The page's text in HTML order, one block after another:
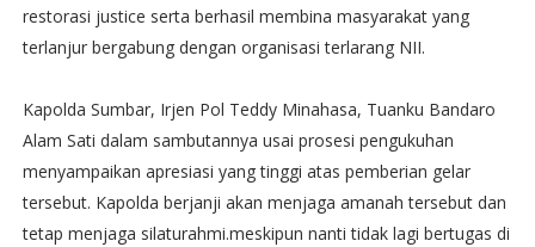
restorasi justice serta berhasil membina masyarakat yang
terlanjur bergabung dengan organisasi terlarang NII.
Kapolda Sumbar, Irjen Pol Teddy Minahasa, Tuanku Bandaro
Alam Sati dalam sambutannya usai prosesi pengukuhan
menyampaikan apresiasi yang tinggi atas pemberian gelar
tersebut. Kapolda berjanji akan menjaga amanah tersebut dan
tetap menjaga silaturahmi.meskipun nanti tidak lagi bertugas di